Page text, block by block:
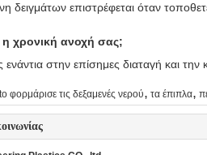
δειγμάτων επιστρέφεται όταν
η χρονική ανοχή σας;
στην επίσημες διαταγή και την
φορμάρισε τις δεξαμενές νερού, τα έπιπλα,